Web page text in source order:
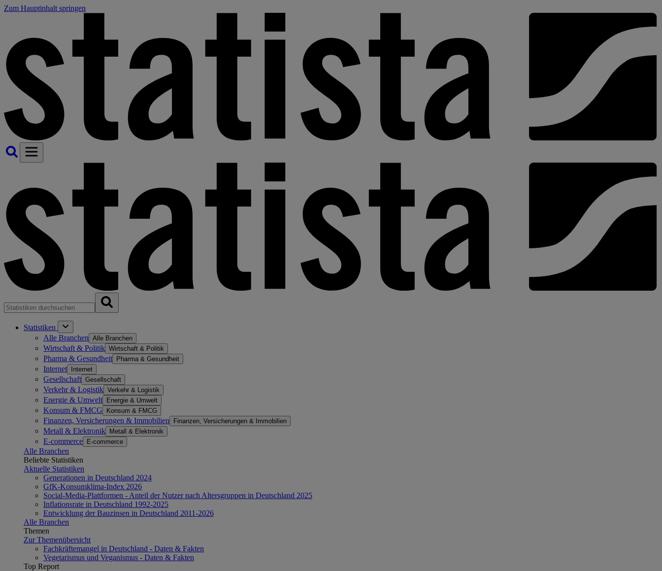
Zum Hauptinhalt springen
Statistiken
Alle Branchen Alle Branchen
Wirtschaft & Politik Wirtschaft & Politik
Pharma & Gesundheit Pharma & Gesundheit
Internet Internet
Gesellschaft Gesellschaft
Verkehr & Logistik Verkehr & Logistik
Energie & Umwelt Energie & Umwelt
Konsum & FMCG Konsum & FMCG
Finanzen, Versicherungen & Immobilien Finanzen, Versicherungen & Immobilien
Metall & Elektronik Metall & Elektronik
E-commerce E-commerce
Alle Branchen
Beliebte Statistiken
Aktuelle Statistiken
Generationen in Deutschland 2024
GfK-Konsumklima-Index 2026
Social-Media-Plattformen - Anteil der Nutzer nach Altersgruppen in Deutschland 2025
Inflationsrate in Deutschland 1992-2025
Entwicklung der Bauzinsen in Deutschland 2011-2026
Alle Branchen
Themen
Zur Themenübersicht
Fachkräftemangel in Deutschland - Daten & Fakten
Vegetarismus und Veganismus - Daten & Fakten
Top Report